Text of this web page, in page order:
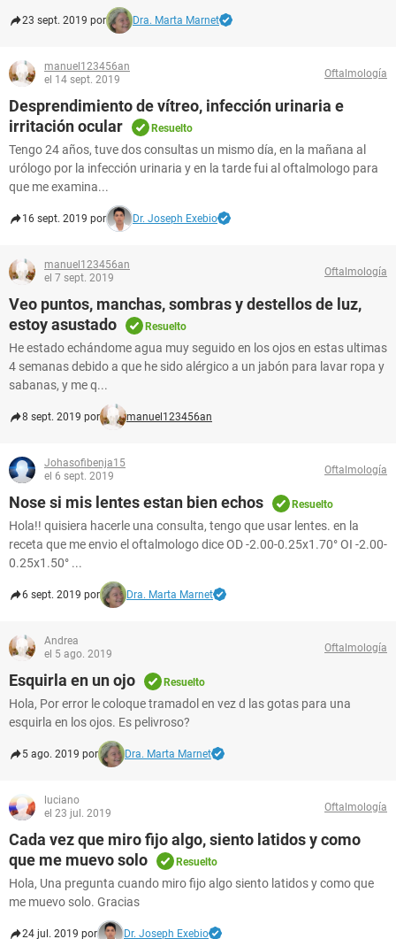
23 sept. 2019 por Dra. Marta Marnet
manuel123456an
el 14 sept. 2019
Oftalmología
Desprendimiento de vítreo, infección urinaria e
irritación ocular
Resuelto
Tengo 24 años, tuve dos consultas un mismo día, en la mañana al
urólogo por la infección urinaria y en la tarde fui al oftalmologo para
que me examina...
16 sept. 2019 por Dr. Joseph Exebio
manuel123456an
el 7 sept. 2019
Oftalmología
Veo puntos, manchas, sombras y destellos de luz,
estoy asustado
Resuelto
He estado echándome agua muy seguido en los ojos en estas ultimas
4 semanas debido a que he sido alérgico a un jabón para lavar ropa y
sabanas, y me q...
8 sept. 2019 por manuel123456an
Johasofibenja15
el 6 sept. 2019
Oftalmología
Nose si mis lentes estan bien echos Resuelto
Hola!! quisiera hacerle una consulta, tengo que usar lentes. en la
receta que me envio el oftalmologo dice OD -2.00-0.25x1.70° OI -2.00-
0.25x1.50° ...
6 sept. 2019 por Dra. Marta Marnet
Andrea
el 5 ago. 2019
Oftalmología
Esquirla en un ojo Resuelto
Hola, Por error le coloque tramadol en vez d las gotas para una
esquirla en los ojos. Es pelivroso?
5 ago. 2019 por Dra. Marta Marnet
luciano
el 23 jul. 2019
Oftalmología
Cada vez que miro fijo algo, siento latidos y como
que me muevo solo
Resuelto
Hola, Una pregunta cuando miro fijo algo siento latidos y como que
me muevo solo. Gracias
24 jul. 2019 por Dr. Joseph Exebio